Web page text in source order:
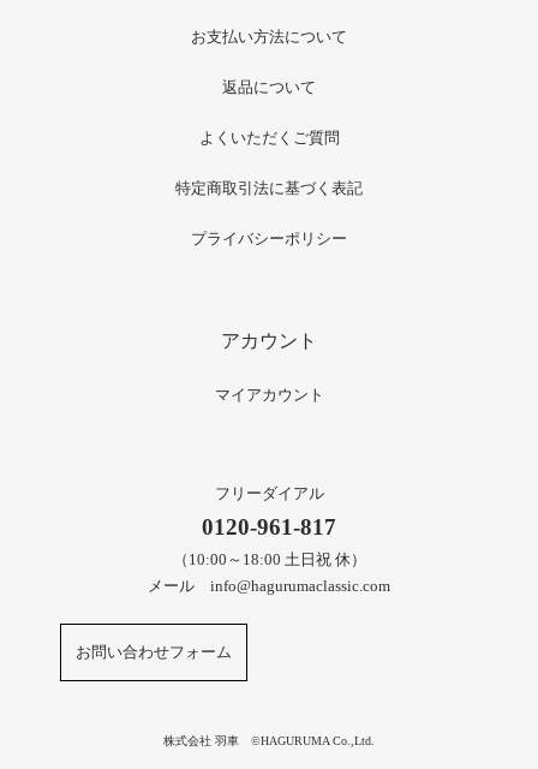
お支払い方法について
返品について
よくいただくご質問
特定商取引法に基づく表記
プライバシーポリシー
アカウント
マイアカウント
フリーダイアル
0120-961-817
（10:00～18:00 土日祝 休）
メール info@hagurumaclassic.com
お問い合わせフォーム
株式会社 羽車 ©HAGURUMA Co.,Ltd.